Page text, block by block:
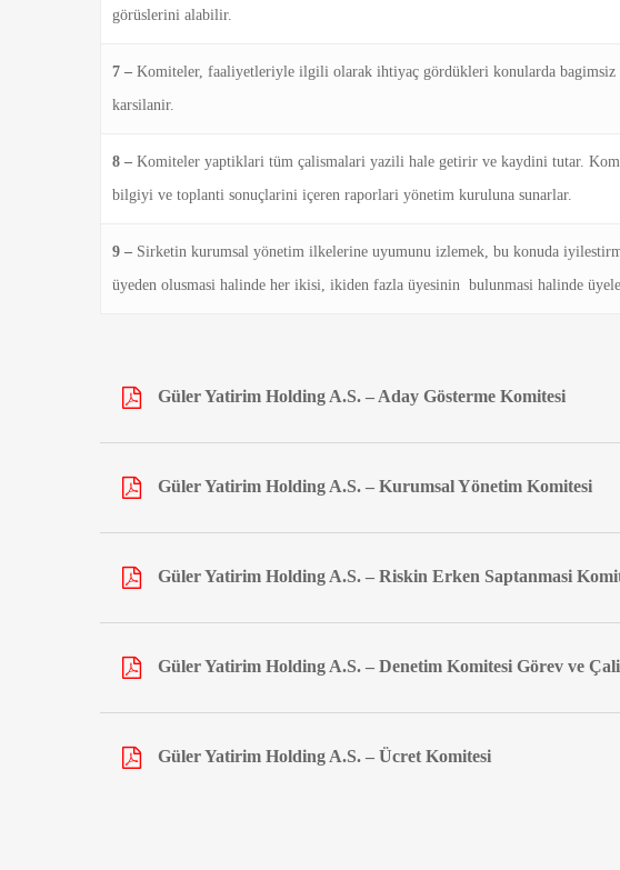
görüslerini alabilir.
7 – Komiteler, faaliyetleriyle ilgili olarak ihtiyaç gördükleri konularda
karsilanir.
8 – Komiteler yaptiklari tüm çalismalari yazili hale getirir ve kaydini tutar.
bilgiyi ve toplanti sonuçlarini içeren raporlari yönetim kuruluna sunarlar.
9 – Sirketin kurumsal yönetim ilkelerine uyumunu izlemek, bu konuda
üyeden olusmasi halinde her ikisi, ikiden fazla üyesinin bulunmasi halinde
Güler Yatirim Holding A.S. – Aday Gösterme Komitesi
Güler Yatirim Holding A.S. – Kurumsal Yönetim Komitesi
Güler Yatirim Holding A.S. – Riskin Erken Saptanmasi
Güler Yatirim Holding A.S. – Denetim Komitesi Görev ve
Güler Yatirim Holding A.S. – Ücret Komitesi